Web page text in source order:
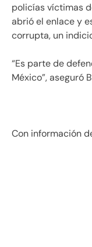
policías víctimas
abrió el enlace y
corrupta, un
“Es parte de
México”, aseguró
Con información